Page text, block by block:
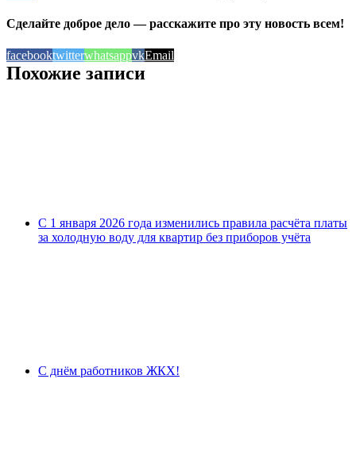
Сделайте доброе дело — расскажите про эту новость всем!
facebooktwitterwhatsappvkEmail
Похожие записи
С 1 января 2026 года изменились правила расчёта платы
за холодную воду для квартир без приборов учёта
С днём работников ЖКХ!